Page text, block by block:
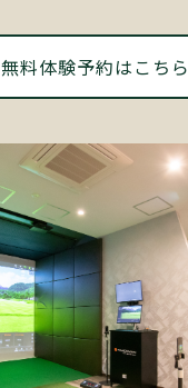
無料体験予約はこちら